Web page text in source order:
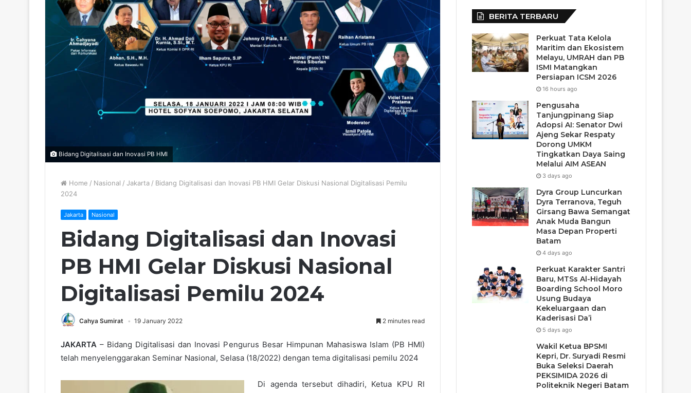
Bidang Digitalisasi dan Inovasi PB HMI
Home / Nasional / Jakarta / Bidang Digitalisasi dan Inovasi PB HMI Gelar Diskusi Nasional Digitalisasi Pemilu
2024
Jakarta Nasional
Bidang Digitalisasi dan Inovasi
PB HMI Gelar Diskusi Nasional
Digitalisasi Pemilu 2024
Cahya Sumirat 19 January 2022 2 minutes read
JAKARTA – Bidang Digitalisasi dan Inovasi Pengurus Besar Himpunan Mahasiswa Islam (PB HMI)
telah menyelenggarakan Seminar Nasional, Selasa (18/2022) dengan tema digitalisasi pemilu 2024
Di agenda tersebut dihadiri, Ketua KPU RI
BERITA TERBARU
Perkuat Tata Kelola
Maritim dan Ekosistem
Melayu, UMRAH dan PB
ISMI Matangkan
Persiapan ICSM 2026
16 hours ago
Pengusaha
Tanjungpinang Siap
Adopsi AI: Senator Dwi
Ajeng Sekar Respaty
Dorong UMKM
Tingkatkan Daya Saing
Melalui AIM ASEAN
3 days ago
Dyra Group Luncurkan
Dyra Terranova, Teguh
Girsang Bawa Semangat
Anak Muda Bangun
Masa Depan Properti
Batam
4 days ago
Perkuat Karakter Santri
Baru, MTSs Al-Hidayah
Boarding School Moro
Usung Budaya
Kekeluargaan dan
Kaderisasi Da’i
5 days ago
Wakil Ketua BPSMI
Kepri, Dr. Suryadi Resmi
Buka Seleksi Daerah
PEKSIMIDA 2026 di
Politeknik Negeri Batam